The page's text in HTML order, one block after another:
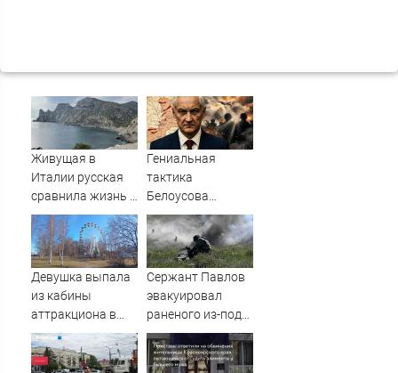
Живущая в
Италии русская
сравнила жизнь в
Европе и в Крыму
Гениальная
тактика
Белоусова
сработала:
Мощнейший удар
на самом
неожиданном
реку. Ключевой
узел обороны пал
Девушка выпала
из кабины
аттракциона в
российском
городе
Сержант Павлов
эвакуировал
раненого из-под
артиллерийского
огня ВСУ